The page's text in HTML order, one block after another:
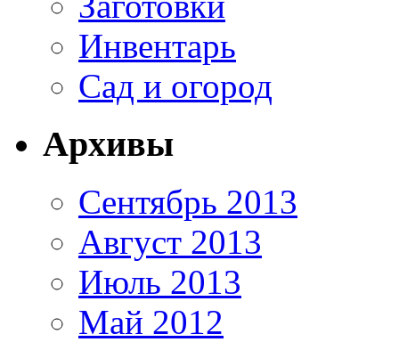
Инвентарь
Сад и огород
Архивы
Сентябрь 2013
Август 2013
Июль 2013
Май 2012